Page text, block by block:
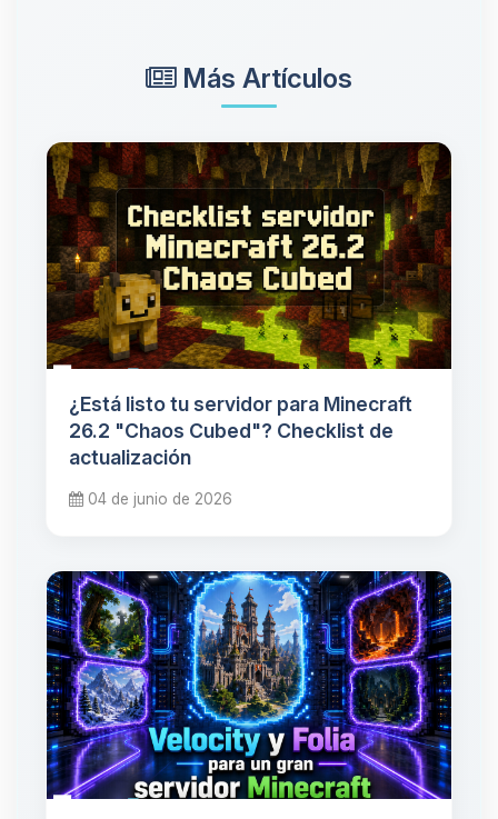
Más Artículos
¿Está listo tu servidor para Minecraft
26.2 "Chaos Cubed"? Checklist de
actualización
04 de junio de 2026